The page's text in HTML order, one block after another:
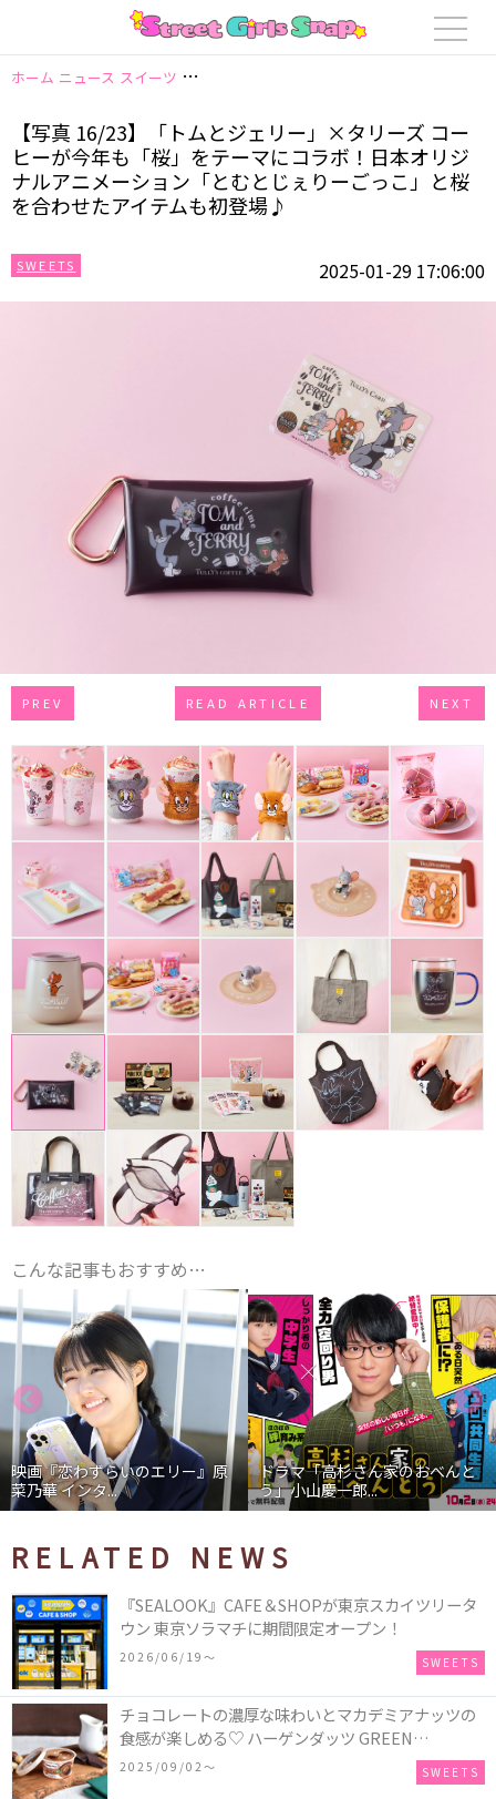
ホーム ニュース スイーツ 【写真 16/23】「トムとジェリー」×タリーズ
【写真 16/23】「トムとジェリー」×タリーズ コー
ヒーが今年も「桜」をテーマにコラボ！日本オリジ
ナルアニメーション「とむとじぇりーごっこ」と桜
を合わせたアイテムも初登場♪
SWEETS 2025-01-29 17:06:00
PREV READ ARTICLE NEXT
こんな記事もおすすめ…
映画『恋わずらいのエリー』原
菜乃華 インタ...
ドラマ「高杉さん家のおべんと
う」小山慶一郎...
RELATED NEWS
『SEALOOK』CAFE＆SHOPが東京スカイツリータ
ウン 東京ソラマチに期間限定オープン！
2026/06/19〜 SWEETS
チョコレートの濃厚な味わいとマカデミアナッツの
食感が楽しめる♡ ハーゲンダッツ GREEN
CRAFT(グリーンクラフト) ミニカップ『チョコレー
2025/09/02〜 SWEETS